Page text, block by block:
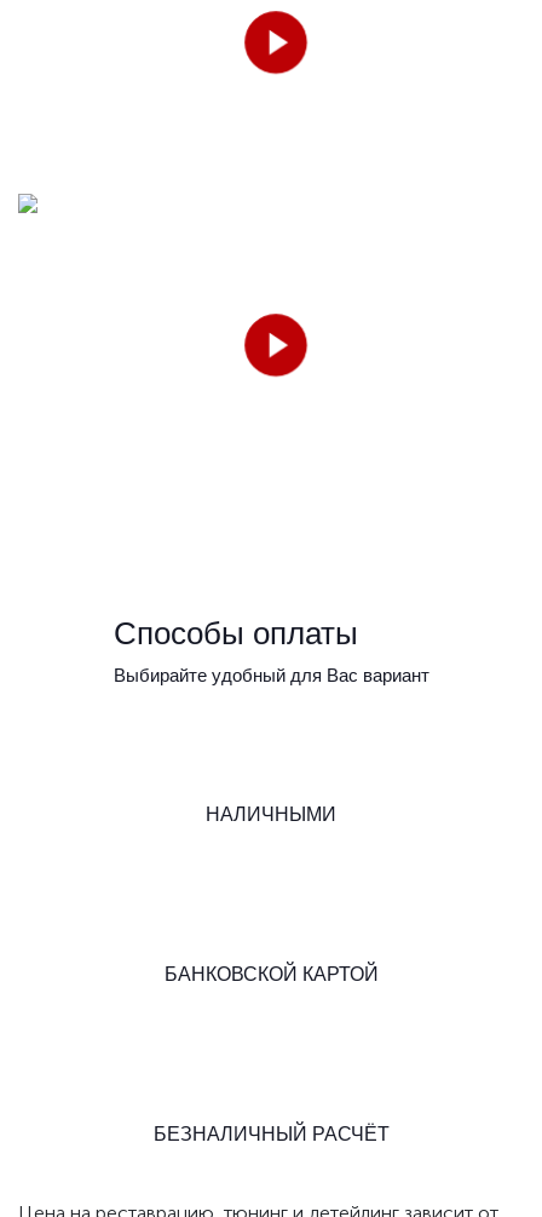
Способы оплаты
Выбирайте удобный для Вас вариант
НАЛИЧНЫМИ
БАНКОВСКОЙ КАРТОЙ
БЕЗНАЛИЧНЫЙ РАСЧЁТ